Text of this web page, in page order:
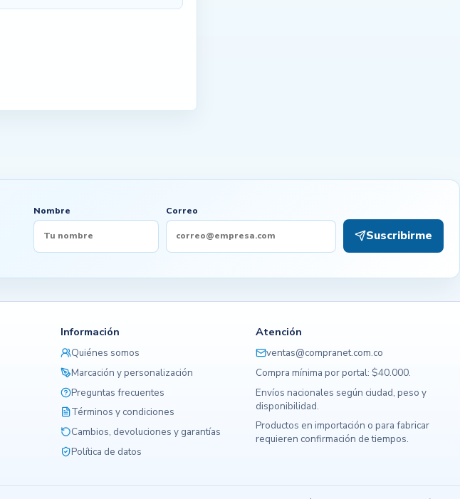
Nombre Correo
Suscribirme
Información
Quiénes somos
Marcación y personalización
Preguntas frecuentes
Términos y condiciones
Cambios, devoluciones y garantías
Política de datos
Atención
ventas@compranet.com.co
Compra mínima por portal: $40.000.
Envíos nacionales según ciudad, peso y
disponibilidad.
Productos en importación o para fabricar
requieren confirmación de tiempos.